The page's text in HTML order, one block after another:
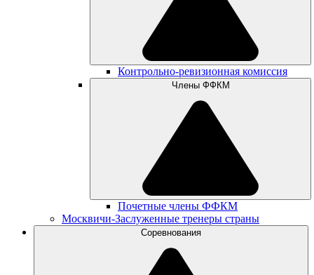
Контрольно-ревизионная комиссия
Члены ФФКМ
Почетные члены ФФКМ
Москвичи-Заслуженные тренеры страны
Соревнования